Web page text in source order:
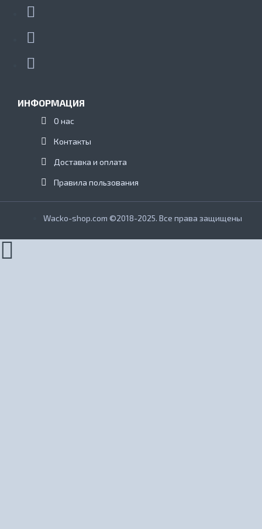
ИНФОРМАЦИЯ
О нас
Контакты
Доставка и оплата
Правила пользования
Wacko-shop.com ©2018-2025. Все права защищены